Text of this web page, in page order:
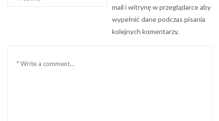
mail i witrynę w przeglądarce aby
wypełnić dane podczas pisania
kolejnych komentarzy.